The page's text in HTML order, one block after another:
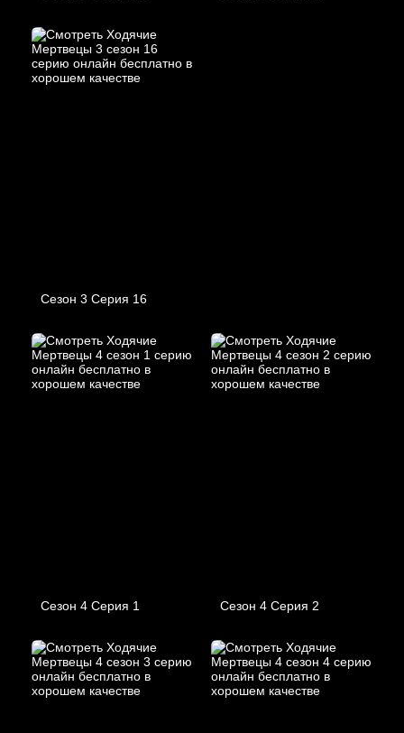
Сезон 3 Серия 16
Сезон 4 Серия 1 Сезон 4 Серия 2